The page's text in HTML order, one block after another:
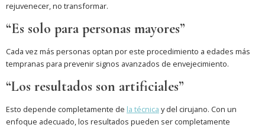
rejuvenecer, no transformar.
“Es solo para personas mayores”
Cada vez más personas optan por este procedimiento a edades más
tempranas para prevenir signos avanzados de envejecimiento.
“Los resultados son artificiales”
Esto depende completamente de la técnica y del cirujano. Con un
enfoque adecuado, los resultados pueden ser completamente